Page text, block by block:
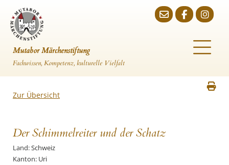
Mutabor Märchenstiftung
Fachwissen, Kompetenz, kulturelle Vielfalt
Zur Übersicht
Der Schimmelreiter und der Schatz
Land: Schweiz
Kanton: Uri